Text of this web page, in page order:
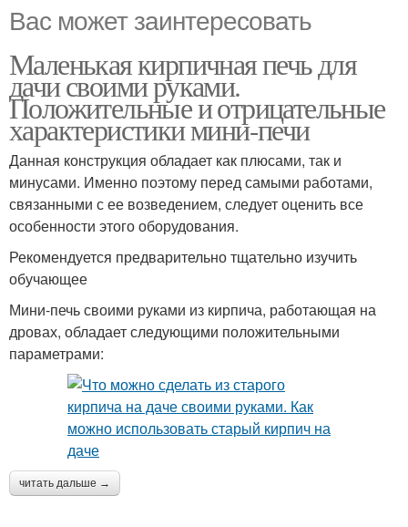
Вас может заинтересовать
Маленькая кирпичная печь для
дачи своими руками.
Положительные и отрицательные
характеристики мини-печи
Данная конструкция обладает как плюсами, так и
минусами. Именно поэтому перед самыми работами,
связанными с ее возведением, следует оценить все
особенности этого оборудования.
Рекомендуется предварительно тщательно изучить
обучающее
Мини-печь своими руками из кирпича, работающая на
дровах, обладает следующими положительными
параметрами:
читать дальше →